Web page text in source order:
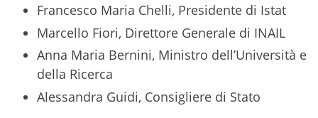
Francesco Maria Chelli, Presidente di Istat
Marcello Fiori, Direttore Generale di INAIL
Anna Maria Bernini, Ministro dell’Università e
della Ricerca
Alessandra Guidi, Consigliere di Stato